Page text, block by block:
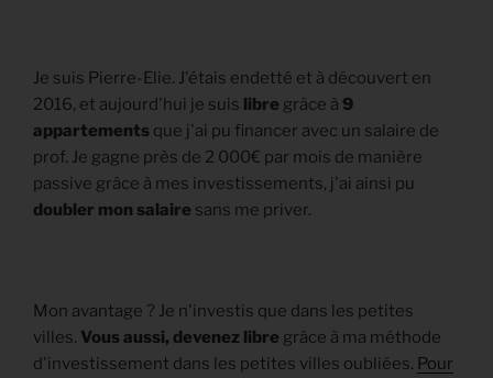
Je suis Pierre-Elie. J'étais endetté et à découvert en
2016, et aujourd'hui je suis libre grâce à 9
appartements que j'ai pu financer avec un salaire de
prof. Je gagne près de 2 000€ par mois de manière
passive grâce à mes investissements, j'ai ainsi pu
doubler mon salaire sans me priver.
Mon avantage ? Je n'investis que dans les petites
villes. Vous aussi, devenez libre grâce à ma méthode
d'investissement dans les petites villes oubliées. Pour